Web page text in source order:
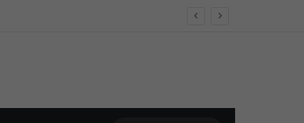
economía de la droga